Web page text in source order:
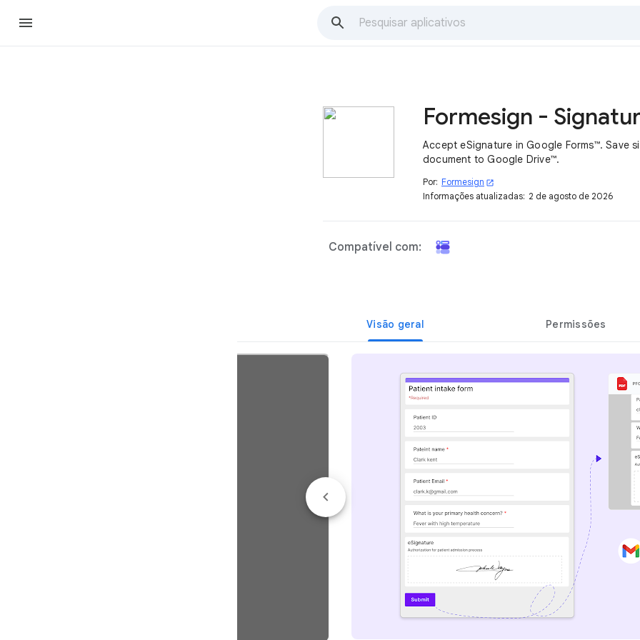
Accept eSignature in Google Forms™. Save
document to Google Drive™.
Por: Formesign open_in_new
Informações atualizadas: 2 de agosto de 2026
Compatível com:
Visão geral Permissões